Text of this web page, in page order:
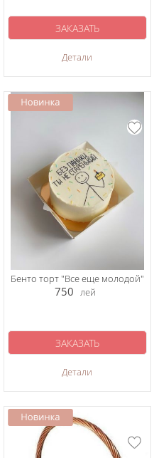
Детали
ЗАКАЗАТЬ
Бенто торт "Все еще молодой"
750 лей
Детали
ЗАКАЗАТЬ